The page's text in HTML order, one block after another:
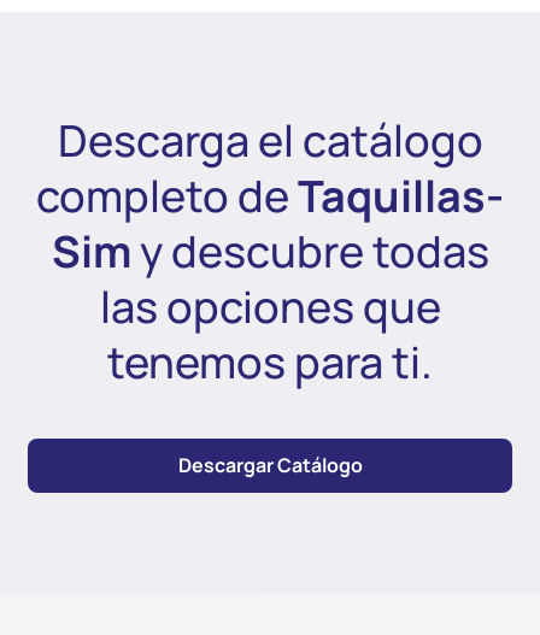
Descarga el catálogo
completo deTaquillas-
Simy descubre todas
las opciones que
tenemos para ti.
Descargar Catálogo